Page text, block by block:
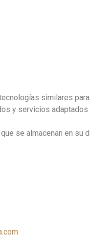
similares
y servicios
se almacenan en su